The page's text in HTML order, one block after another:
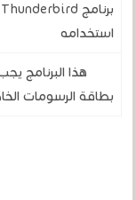
استخدامه
هذا البرنامج
بطاقة الرسومات